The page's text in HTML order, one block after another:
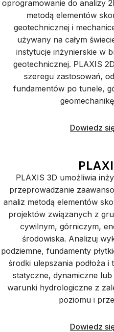
oprogramowanie do analizy
metodą elementów
geotechnicznej i
używany na całym
instytucje inżynierskie w
geotechnicznej. PLAXIS
szeregu zastosowań,
fundamentów po tunele,
Dowiedz
PLAXIS 3D umożliwia
przeprowadzanie
analiz metodą elementów
projektów związanych z
cywilnym, górniczym,
środowiska. Analizuj
podziemne, fundamenty
środki ulepszania podłoża
statyczne, dynamiczne
warunki hydrologiczne z
poziomu i
Dowiedz